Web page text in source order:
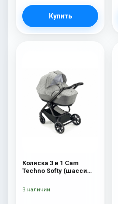
Купить
Коляска 3 в 1 Cam
Techno Softy (шасси
В наличии